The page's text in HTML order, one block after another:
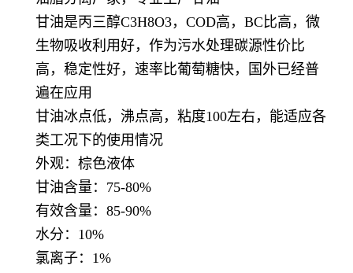
甘油是丙三醇C3H8O3，COD高，BC比高，微
生物吸收利用好，作为污水处理碳源性价比
高，稳定性好，速率比葡萄糖快，国外已经普
遍在应用
甘油冰点低，沸点高，粘度100左右，能适应各
类工况下的使用情况
外观：棕色液体
甘油含量：75-80%
有效含量：85-90%
水分：10%
氯离子：1%